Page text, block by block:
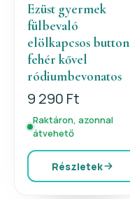
Ezüst gyermek
fülbevaló
elölkapcsos button
fehér kővel
ródiumbevonatos
9 290 Ft
Raktáron, azonnal
átvehető
Részletek